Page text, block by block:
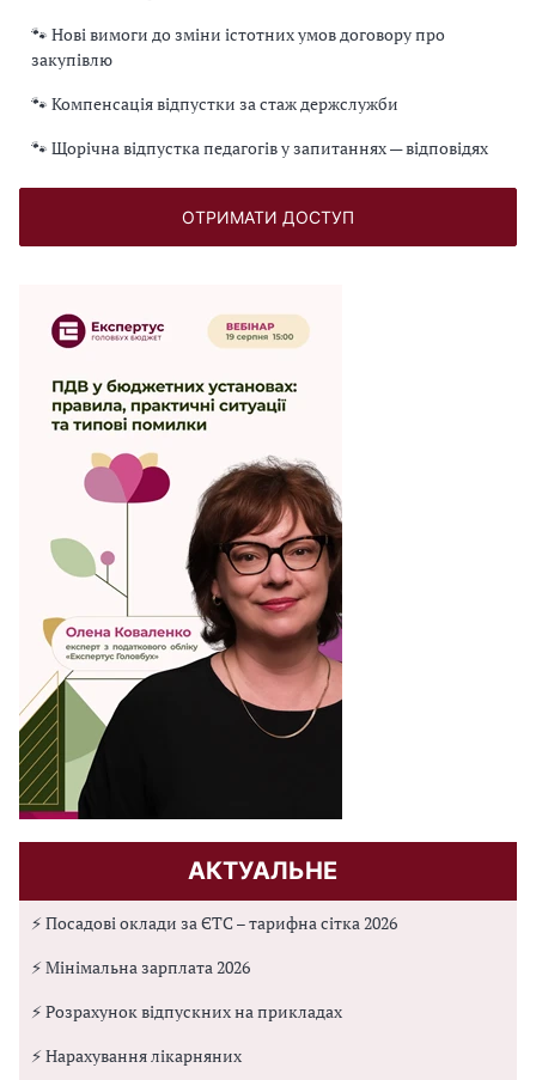
🐾 Нові вимоги до зміни істотних умов договору про
закупівлю
🐾 Компенсація відпустки за стаж держслужби
🐾 Щорічна відпустка педагогів у запитаннях — відповідях
ОТРИМАТИ ДОСТУП
АКТУАЛЬНЕ
⚡ Посадові оклади за ЄТС – тарифна сітка 2026
⚡ Мінімальна зарплата 2026
⚡ Розрахунок відпускних на прикладах
⚡ Нарахування лікарняних